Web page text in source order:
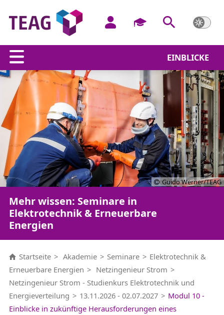
EINBLICKE
Guido Werner/TEAG
Mehr wissen: Seminare in
Elektrotechnik & Erneuerbare
Energien
Startseite Akademie Seminare
Elektrotechnik &
Erneuerbare Energien
Netzingenieur Strom
Netzingenieur Strom - Studienkurs Elektrotechnik und
Energieverteilung
13.11.2026 - 02.07.2027
Modul 10 -
Einblicke in zukünftige Herausforderungen eines